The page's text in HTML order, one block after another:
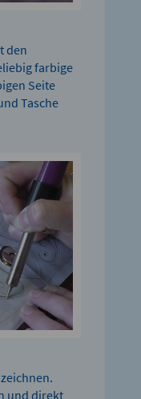
den
farbige
Seite
Tasche
und direkt